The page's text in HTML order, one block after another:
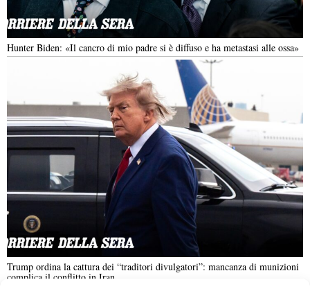
Hunter Biden: «Il cancro di mio padre si è diffuso e ha metastasi alle ossa»
Trump ordina la cattura dei “traditori divulgatori”: mancanza di munizioni
complica il conflitto in Iran